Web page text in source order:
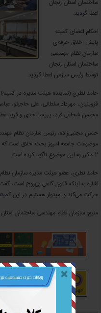
اعطا گردید.
احکام اعضای کمیته
پایش اخلاق حرفه‌ای
سازمان نظام مهندسی
ساختمان استان زنجان
توسط رئیس سازمن اعطا گردید.
حامد نظری (نماینده هیئت مدیره در
قزوینیان، مهرداد سلطانی، علی حاجیلو،
محسن شجاعی فرد، پریسا احدی و فرید
حسن مجتبی‌زاده، رئیس سازمان نظام
موضوعات جامعه امروز بحث اخلاق است که
۲ مکرر به این موضوع تأکید کرده است.
حامد نظری، عضو هیئت مدیره سازمان
اشاره به اینکه قانون گاهی بی‌روح است،
حرکت می‌کند و امیدوار هستیم در این
منبع: سازمان نظام مهندسی ساختمان